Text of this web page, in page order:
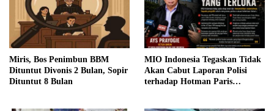
Miris, Bos Penimbun BBM
Dituntut Divonis 2 Bulan, Sopir
Dituntut 8 Bulan
MIO Indonesia Tegaskan Tidak
Akan Cabut Laporan Polisi
terhadap Hotman Paris